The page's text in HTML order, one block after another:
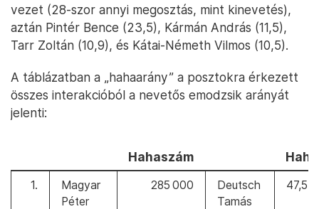
vezet (28-szor annyi megosztás, mint kinevetés),
aztán Pintér Bence (23,5), Kármán András (11,5),
Tarr Zoltán (10,9), és Kátai-Németh Vilmos (10,5).
A táblázatban a „hahaarány” a posztokra érkezett
összes interakcióból a nevetős emodzsik arányát
jelenti:
hahaszám
1.
Magyar
Péter
285 000
Deutsch
Tamás
47,5%